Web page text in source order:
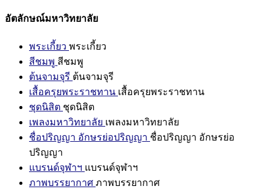
อัตลักษณ์มหาวิทยาลัย
พระเกี้ยว พระเกี้ยว
สีชมพู สีชมพู
ต้นจามจุรี ต้นจามจุรี
เสื้อครุยพระราชทาน เสื้อครุยพระราชทาน
ชุดนิสิต ชุดนิสิต
เพลงมหาวิทยาลัย เพลงมหาวิทยาลัย
ชื่อปริญญา อักษรย่อปริญญา ชื่อปริญญา อักษรย่อ
ปริญญา
แบรนด์จุฬาฯ แบรนด์จุฬาฯ
ภาพบรรยากาศ ภาพบรรยากาศ